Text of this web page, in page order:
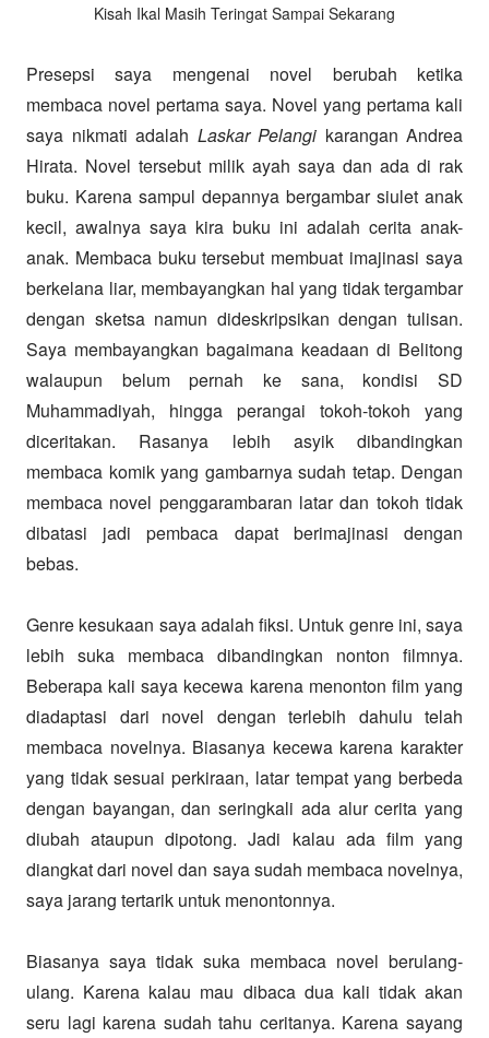
Kisah Ikal Masih Teringat Sampai Sekarang
Presepsi saya mengenai novel berubah ketika
membaca novel pertama saya. Novel yang pertama kali
saya nikmati adalah Laskar Pelangi karangan Andrea
Hirata. Novel tersebut milik ayah saya dan ada di rak
buku. Karena sampul depannya bergambar siulet anak
kecil, awalnya saya kira buku ini adalah cerita anak-
anak. Membaca buku tersebut membuat imajinasi saya
berkelana liar, membayangkan hal yang tidak tergambar
dengan sketsa namun dideskripsikan dengan tulisan.
Saya membayangkan bagaimana keadaan di Belitong
walaupun belum pernah ke sana, kondisi SD
Muhammadiyah, hingga perangai tokoh-tokoh yang
diceritakan. Rasanya lebih asyik dibandingkan
membaca komik yang gambarnya sudah tetap. Dengan
membaca novel penggarambaran latar dan tokoh tidak
dibatasi jadi pembaca dapat berimajinasi dengan
bebas.
Genre kesukaan saya adalah fiksi. Untuk genre ini, saya
lebih suka membaca dibandingkan nonton filmnya.
Beberapa kali saya kecewa karena menonton film yang
diadaptasi dari novel dengan terlebih dahulu telah
membaca novelnya. Biasanya kecewa karena karakter
yang tidak sesuai perkiraan, latar tempat yang berbeda
dengan bayangan, dan seringkali ada alur cerita yang
diubah ataupun dipotong. Jadi kalau ada film yang
diangkat dari novel dan saya sudah membaca novelnya,
saya jarang tertarik untuk menontonnya.
Biasanya saya tidak suka membaca novel berulang-
ulang. Karena kalau mau dibaca dua kali tidak akan
seru lagi karena sudah tahu ceritanya. Karena sayang